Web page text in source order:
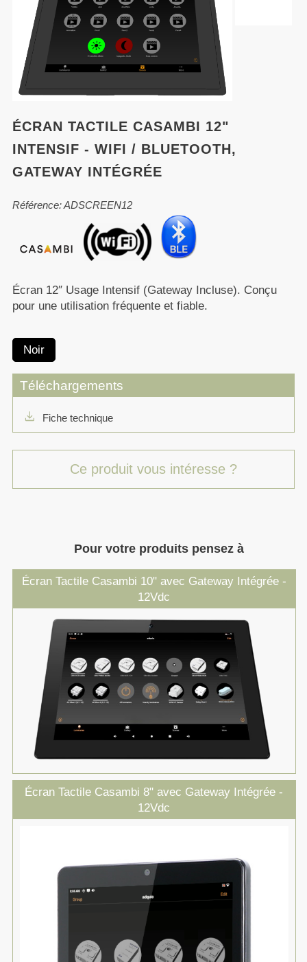
ÉCRAN TACTILE CASAMBI 12"
INTENSIF - WIFI / BLUETOOTH,
GATEWAY INTÉGRÉE
Référence: ADSCREEN12
Écran 12″ Usage Intensif (Gateway Incluse). Conçu
pour une utilisation fréquente et fiable.
Noir
Téléchargements
download Fiche technique
Ce produit vous intéresse ?
Pour votre produits pensez à
Écran Tactile Casambi 10" avec Gateway Intégrée -
12Vdc
Écran Tactile Casambi 8" avec Gateway Intégrée -
12Vdc